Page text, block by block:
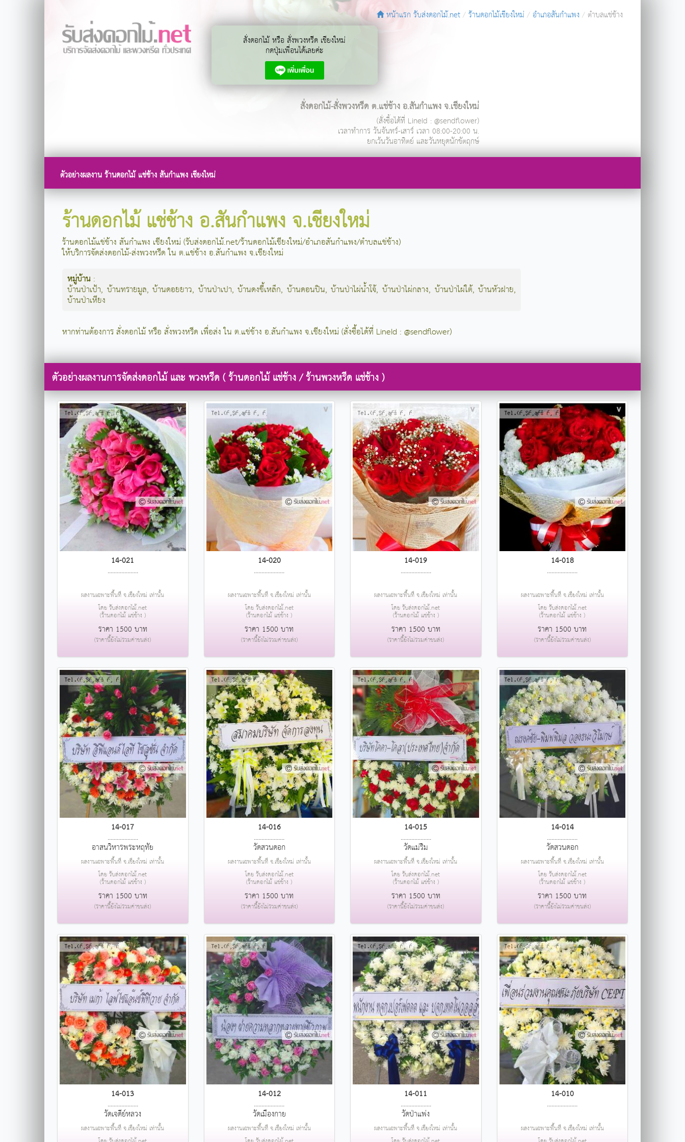
หน้าแรก รับส่งดอกไม้.net ร้านดอกไม้เชียงใหม่ อำเภอสันกำแพง
ตำบลแช่ช้าง
สั่งดอกไม้ หรือ สั่งพวงหรีด เชียงใหม่
กดปุ่มเพื่อนได้เลยค่ะ
สั่งดอกไม้-สั่งพวงหรีด ต.แช่ช้าง อ.สันกำแพง จ.เชียงใหม่
(สั่งซื้อได้ที่ LineId : @sendflower)
เวลาทำการ วันจันทร์-เสาร์ เวลา 08:00-20:00 น.
ยกเว้นวันอาทิตย์ และวันหยุดนักขัตฤกษ์
ตัวอย่างผลงาน ร้านดอกไม้ แช่ช้าง สันกำแพง เชียงใหม่
ร้านดอกไม้ แช่ช้าง อ.สันกำแพง จ.เชียงใหม่
ร้านดอกไม้แช่ช้าง สันกำแพง เชียงใหม่ (รับส่งดอกไม้.net/ร้านดอกไม้เชียงใหม่/อำเภอสันกำแพง/ตำบลแช่ช้าง)
ให้บริการจัดส่งดอกไม้-ส่งพวงหรีด ใน ต.แช่ช้าง อ.สันกำแพง จ.เชียงใหม่
หมู่บ้าน :
บ้านป่าเป้า, บ้านทรายมูล,บ้านดอยยาว, บ้านป่าเปา,บ้านดงขี้เหล็ก, บ้านดอนปิน,บ้านป่าไผ่น้ำโจ้, บ้านป่าไผ่กลาง, บ้านป่าไผ่ใต้,บ้านหัวฝาย,
บ้านป่าเหียง
หากท่านต้องการ สั่งดอกไม้ หรือ สั่งพวงหรีด เพื่อส่ง ใน ต.แช่ช้าง อ.สันกำแพง จ.เชียงใหม่ (สั่งซื้อได้ที่ LineId : @sendflower)
ตัวอย่างผลงานการจัดส่งดอกไม้ และ พวงหรีด ( ร้านดอกไม้ แช่ช้าง / ร้านพวงหรีด แช่ช้าง )
14-021
....................
ผลงานเฉพาะพื้นที่ จ.เชียงใหม่ เท่านั้น
โดย รับส่งดอกไม้.net
(ร้านดอกไม้ แช่ช้าง )
ราคา 1500 บาท
(ราคานี้ยังไม่รวมค่าขนส่ง)
14-020
....................
ผลงานเฉพาะพื้นที่ จ.เชียงใหม่ เท่านั้น
โดย รับส่งดอกไม้.net
(ร้านดอกไม้ แช่ช้าง )
ราคา 1500 บาท
(ราคานี้ยังไม่รวมค่าขนส่ง)
14-019
....................
ผลงานเฉพาะพื้นที่ จ.เชียงใหม่ เท่านั้น
โดย รับส่งดอกไม้.net
(ร้านดอกไม้ แช่ช้าง )
ราคา 1500 บาท
(ราคานี้ยังไม่รวมค่าขนส่ง)
14-018
....................
ผลงานเฉพาะพื้นที่ จ.เชียงใหม่ เท่านั้น
โดย รับส่งดอกไม้.net
(ร้านดอกไม้ แช่ช้าง )
ราคา 1500 บาท
(ราคานี้ยังไม่รวมค่าขนส่ง)
14-017
....................
อาสนวิหารพระหฤทัย
ผลงานเฉพาะพื้นที่ จ.เชียงใหม่ เท่านั้น
โดย รับส่งดอกไม้.net
(ร้านดอกไม้ แช่ช้าง )
ราคา 1500 บาท
(ราคานี้ยังไม่รวมค่าขนส่ง)
14-016
....................
วัดสวนดอก
ผลงานเฉพาะพื้นที่ จ.เชียงใหม่ เท่านั้น
โดย รับส่งดอกไม้.net
(ร้านดอกไม้ แช่ช้าง )
ราคา 1500 บาท
(ราคานี้ยังไม่รวมค่าขนส่ง)
14-015
....................
วัดแม่ริม
ผลงานเฉพาะพื้นที่ จ.เชียงใหม่ เท่านั้น
โดย รับส่งดอกไม้.net
(ร้านดอกไม้ แช่ช้าง )
ราคา 1500 บาท
(ราคานี้ยังไม่รวมค่าขนส่ง)
14-014
....................
วัดสวนดอก
ผลงานเฉพาะพื้นที่ จ.เชียงใหม่ เท่านั้น
โดย รับส่งดอกไม้.net
(ร้านดอกไม้ แช่ช้าง )
ราคา 1500 บาท
(ราคานี้ยังไม่รวมค่าขนส่ง)
14-013
....................
วัดเจดีย์หลวง
ผลงานเฉพาะพื้นที่ จ.เชียงใหม่ เท่านั้น
14-012
....................
วัดเมืองกาย
ผลงานเฉพาะพื้นที่ จ.เชียงใหม่ เท่านั้น
14-011
....................
วัดป่าแพ่ง
ผลงานเฉพาะพื้นที่ จ.เชียงใหม่ เท่านั้น
14-010
....................
ผลงานเฉพาะพื้นที่ จ.เชียงใหม่ เท่านั้น